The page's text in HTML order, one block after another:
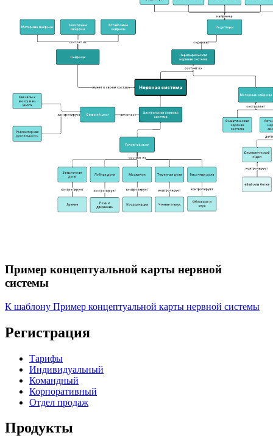
Пример концептуальной карты нервной
системы
К шаблону Пример концептуальной карты нервной системы
Регистрация
Тарифы
Индивидуальный
Командный
Корпоративный
Отдел продаж
Продукты